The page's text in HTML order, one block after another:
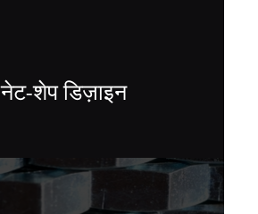
नेट-शेप डिज़ाइन